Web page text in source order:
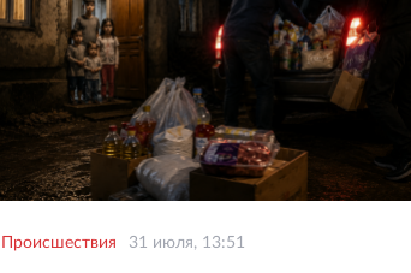
Происшествия 31 июля, 13:51